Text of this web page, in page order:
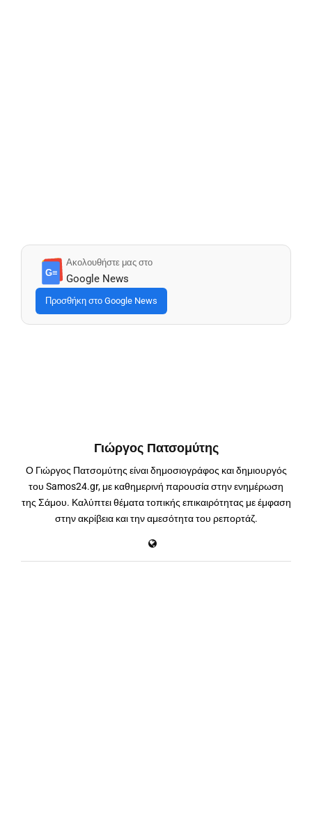
G≡
Ακολουθήστε μας στο
Google News
Προσθήκη στο Google News
Γιώργος Πατσομύτης
Ο Γιώργος Πατσομύτης είναι δημοσιογράφος και δημιουργός
του Samos24.gr, με καθημερινή παρουσία στην ενημέρωση
της Σάμου. Καλύπτει θέματα τοπικής επικαιρότητας με έμφαση
στην ακρίβεια και την αμεσότητα του ρεπορτάζ.